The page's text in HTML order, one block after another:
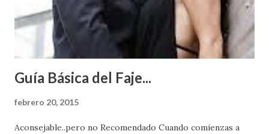
Guía Básica del Faje...
febrero 20, 2015
Aconsejable..pero no Recomendado Cuando comienzas a